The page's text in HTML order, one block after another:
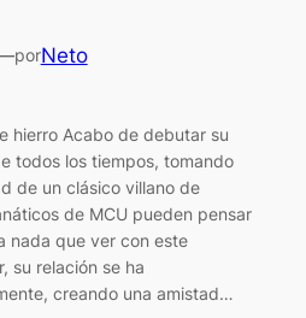
porNeto
hierro Acabo de debutar su
todos los tiempos, tomando
de un clásico villano de
de MCU pueden pensar
nada que ver con este
su relación se ha
creando una amistad…